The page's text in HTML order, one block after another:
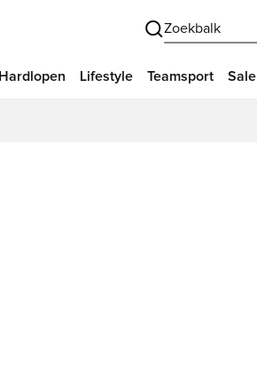
Zoekbalk
Hardlopen Lifestyle Teamsport Sale